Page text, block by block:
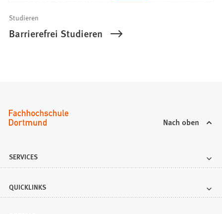
Studieren
Barrierefrei Studieren
Nach oben
SERVICES
QUICKLINKS